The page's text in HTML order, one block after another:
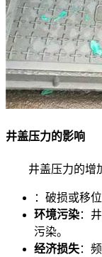
井盖压力的影响
井盖压力的增加
：破损或移
环境污染：
污染。
经济损失：